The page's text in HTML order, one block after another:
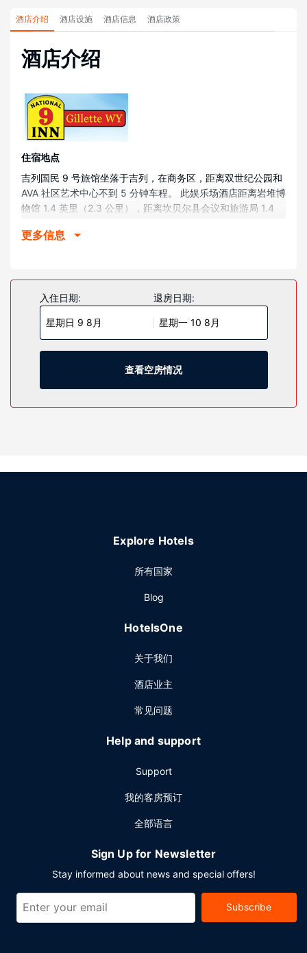
酒店介绍 酒店设施 酒店信息 酒店政策
酒店介绍
住宿地点
吉列国民 9 号旅馆坐落于吉列，在商务区，距离双世纪公园和
AVA 社区艺术中心不到 5 分钟车程。 此娱乐场酒店距离岩堆博
物馆 1.4 英里（2.3 公里），距离坎贝尔县会议和旅游局 1.4
客房
的舒适。提供免费无线网络，方便您与朋友保持联系；有线频
道可满足您的娱乐需求。配备淋浴/盆浴组合的私人浴室提供浸
泡浴缸和免费洗浴用品。便利设施包括带有免费市内通话的电
话；而且每天提供客房服务。
您可到娱乐场试试运气，或者享受夜总会和室外游泳池等其他
其他设施
更多信息
入住日期:
星期日 9 8月
退房日期:
星期一 10 8月
查看空房情况
Explore Hotels
所有国家
Blog
HotelsOne
关于我们
酒店业主
常见问题
Help and support
Support
我的客房预订
全部语言
Sign Up for Newsletter
Stay informed about news and special offers!
Subscribe